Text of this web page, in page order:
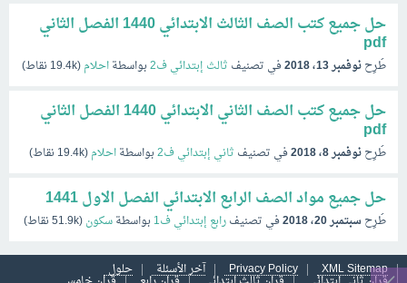
حل جميع كتب الصف الثالث الابتدائي 1440 الفصل الثاني
pdf
طُرِحنوفمبر 13، 2018 في تصنيف ثالث إبتدائي ف2 بواسطةاحلام(
19.4kنقاط)
حل جميع كتب الصف الثاني الابتدائي 1440 الفصل الثاني
pdf
طُرِحنوفمبر 8، 2018 في تصنيف ثاني إبتدائي ف2 بواسطةاحلام(
19.4kنقاط)
حل جميع مواد الصف الرابع الابتدائي الفصل الاول 1441
طُرِح سبتمبر 20، 2018 في تصنيفرابع إبتدائي ف1 بواسطةسكون(
51.9kنقاط)
XML Sitemap
Privacy Policy آخر الأسئلة حلول